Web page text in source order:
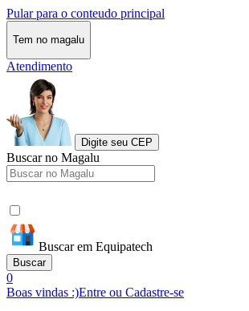
Pular para o conteudo principal
Tem no magalu
Atendimento
Digite seu CEP
Buscar no Magalu
Buscar em Equipatech
Buscar
0
Boas vindas :)Entre ou Cadastre-se